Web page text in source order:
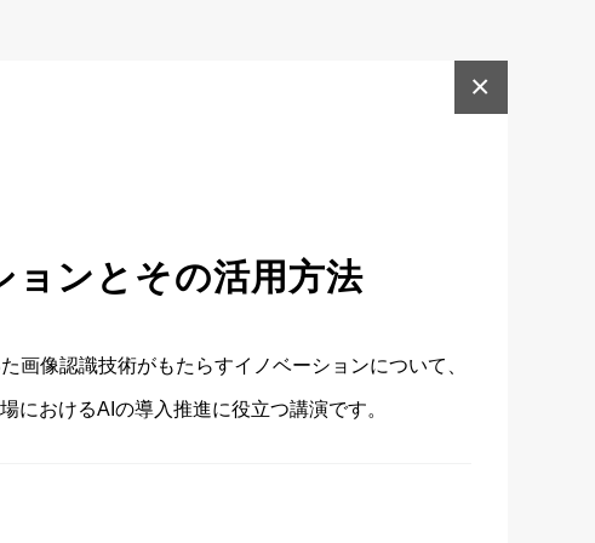
×
ョンとその活用方法
像認識技術がもたらすイノベーションについて、
おけるAIの導入推進に役立つ講演です。